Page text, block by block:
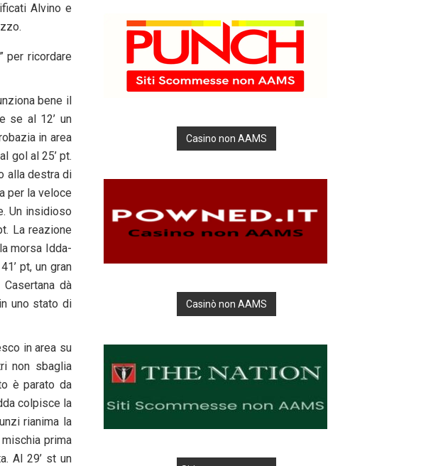
Alvino e
per ricordare
bene il
se al 12’ un
in area
gol al 25’ pt.
alla destra di
per la veloce
Un insidioso
La reazione
morsa Idda-
pt, un gran
dà
uno stato di
in area su
non sbaglia
è parato da
colpisce la
rianima la
prima
Al 29’ st un
Casino non AAMS
Casinò non AAMS